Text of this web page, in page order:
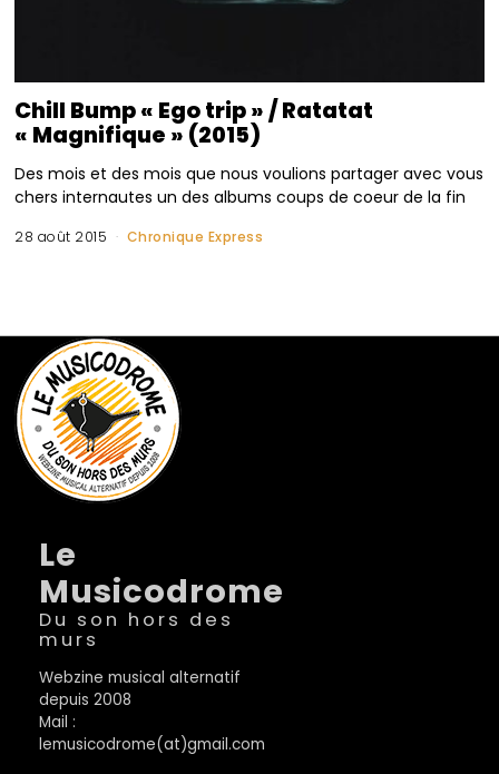
Chill Bump « Ego trip » / Ratatat
« Magnifique » (2015)
Des mois et des mois que nous voulions partager avec vous
chers internautes un des albums coups de coeur de la fin
28 août 2015 Chronique Express
Le
Musicodrome
Du son hors des
murs
Webzine musical alternatif
depuis 2008
Mail :
lemusicodrome(at)gmail.com